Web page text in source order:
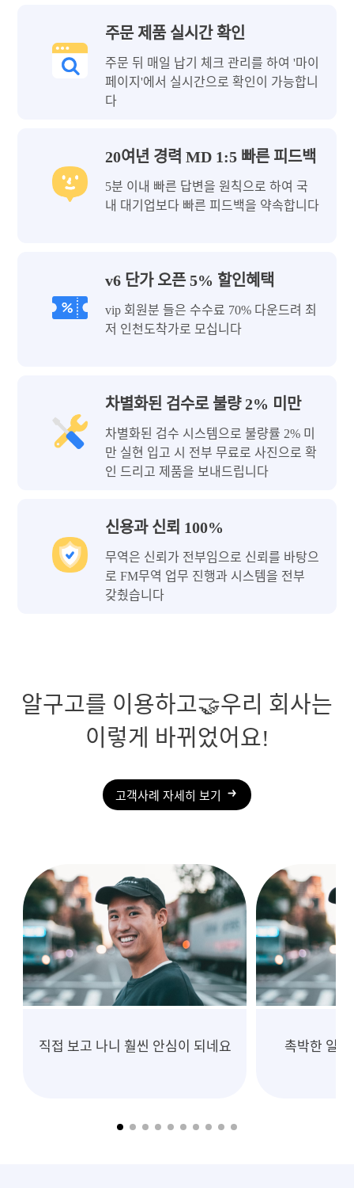
주문 제품 실시간 확인
주문 뒤 매일 납기 체크 관리를 하여 '마이
페이지'에서 실시간으로 확인이 가능합니
다
20여년 경력 MD 1:5 빠른 피드백
5분 이내 빠른 답변을 원칙으로 하여 국
내 대기업보다 빠른 피드백을 약속합니다
v6 단가 오픈 5% 할인혜택
vip 회원분 들은 수수료 70% 다운드려 최
저 인천도착가로 모십니다
차별화된 검수로 불량 2% 미만
차별화된 검수 시스템으로 불량률 2% 미
만 실현 입고 시 전부 무료로 사진으로 확
인 드리고 제품을 보내드립니다
신용과 신뢰 100%
무역은 신뢰가 전부임으로 신뢰를 바탕으
로 FM무역 업무 진행과 시스템을 전부
갖췄습니다
알구고를 이용하고🤝우리 회사는
이렇게 바뀌었어요!
고객사례 자세히 보기
훨씬 안심이 되네요 촉박한 일정, 흔들림 없는 진행